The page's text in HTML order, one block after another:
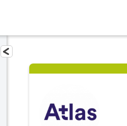
Fermer le menu